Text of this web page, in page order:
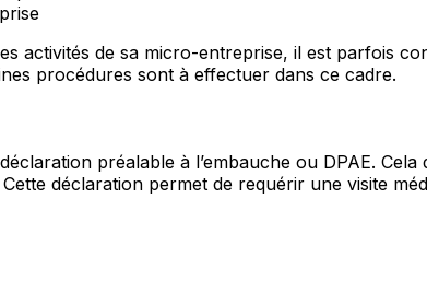
activités de sa micro-entreprise, il est parfois
procédures sont à effectuer dans ce cadre.
préalable à l’embauche ou DPAE.
déclaration permet de requérir une visite